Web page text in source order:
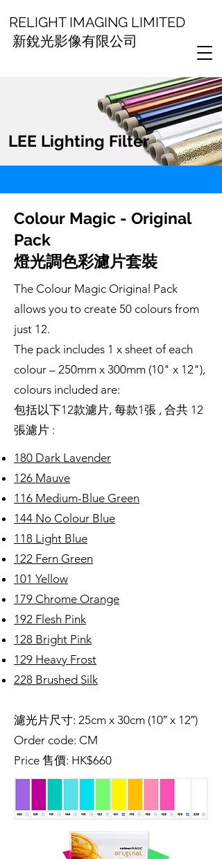
RELIGHT IMAGING LIMITED
新銳光影像有限公司
LEE Lighting Filter
Colour Magic - Original
Pack
燈光調色彩濾片套裝
The Colour Magic Original Pack
allows you to create 50 colours from
just 12.
The pack includes 1 x sheet of each
colour – 250mm x 300mm (10" x 12"),
colours included are:
包括以下12款濾片, 每款1張 , 合共 12
張濾片 :
180 Dark Lavender
126 Mauve
116 Medium-Blue Green
144 No Colour Blue
118 Light Blue
122 Fern Green
101 Yellow
179 Chrome Orange
192 Flesh Pink
128 Bright Pink
129 Heavy Frost
228 Brushed Silk
濾光片尺寸: 25cm x 30cm (10″ x 12″)
Order code: CM
Price 售價: HK$660